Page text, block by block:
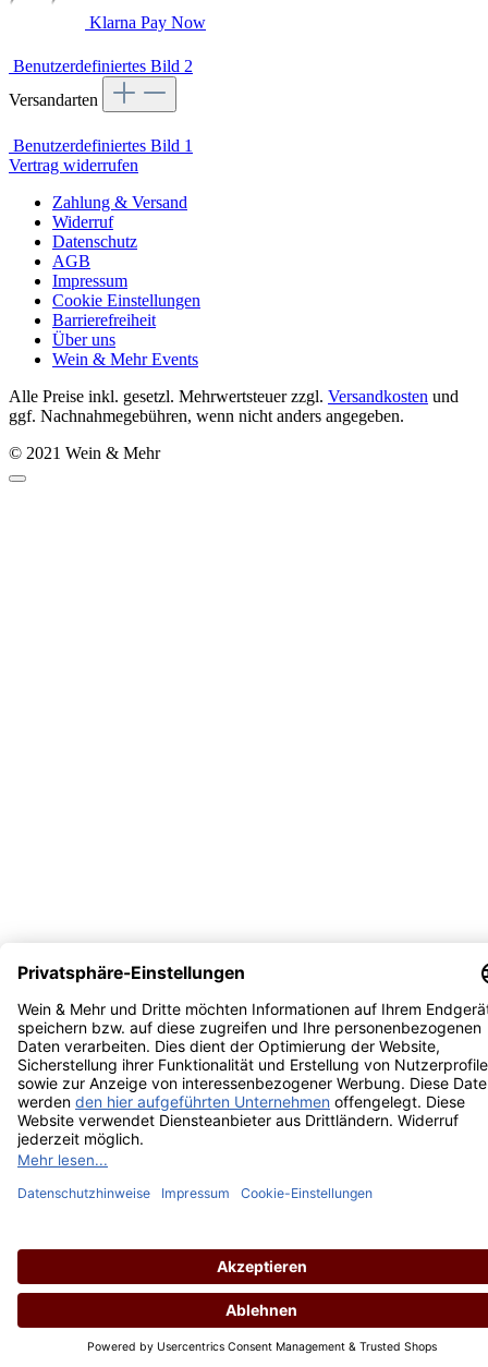
Klarna Pay Now
Benutzerdefiniertes Bild 2
Versandarten
Benutzerdefiniertes Bild 1
Vertrag widerrufen
Zahlung & Versand
Widerruf
Datenschutz
AGB
Impressum
Cookie Einstellungen
Barrierefreiheit
Über uns
Wein & Mehr Events
Alle Preise inkl. gesetzl. Mehrwertsteuer zzgl. Versandkosten und
ggf. Nachnahmegebühren, wenn nicht anders angegeben.
© 2021 Wein & Mehr